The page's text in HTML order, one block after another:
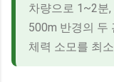
차량으로 1~2분
500m 반경의 두
체력 소모를 최